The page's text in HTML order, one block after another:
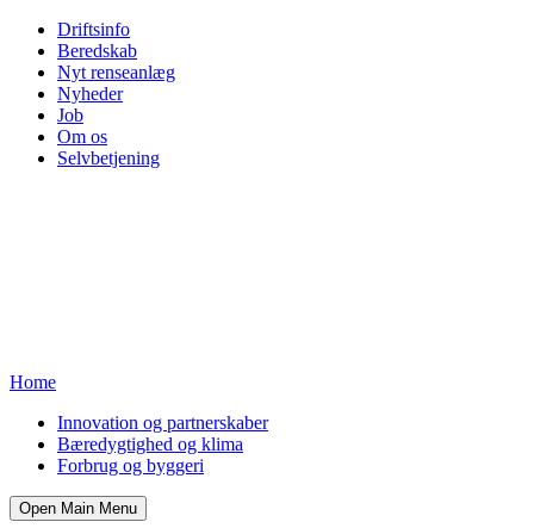
Driftsinfo
Beredskab
Nyt renseanlæg
Nyheder
Job
Om os
Selvbetjening
Home
Innovation og partnerskaber
Bæredygtighed og klima
Forbrug og byggeri
Open Main Menu